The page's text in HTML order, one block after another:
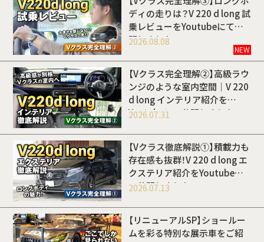
ディの走りは？V 220 d long 試
乗レビューをYoutubeにて公
開しました
2026.08.08
NEW
【Vクラス完全理解②】高級ラウ
ンジのような室内空間｜V 220
d long インテリア紹介を
Youtubeにて公開しました
2026.07.31
【Vクラス徹底解説①】積載力も
存在感も抜群！V 220 d long エ
クステリア紹介をYoutubeに
て公開しました
2026.07.13
【リニューアルSP】ショールー
ムを彩る特別な展示車をご紹